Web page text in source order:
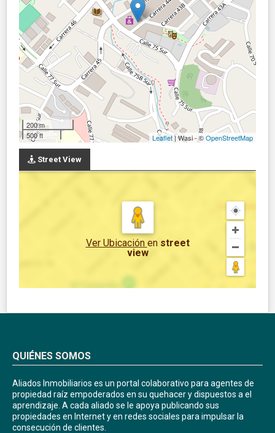
200 m
500 ft
Leaflet| Wasi - ©OpenStreetMap
Street View
Ver Ubicación en street
view
QUIÉNES SOMOS
Aliados Inmobiliarios es un portal colaborativo para agentes de
propiedad raíz empoderados en su quehacer y dispuestos a el
aprendizaje. A cada aliado se le apoya publicando sus
propiedades en Internet y en redes sociales para impulsar la
consecución de clientes.